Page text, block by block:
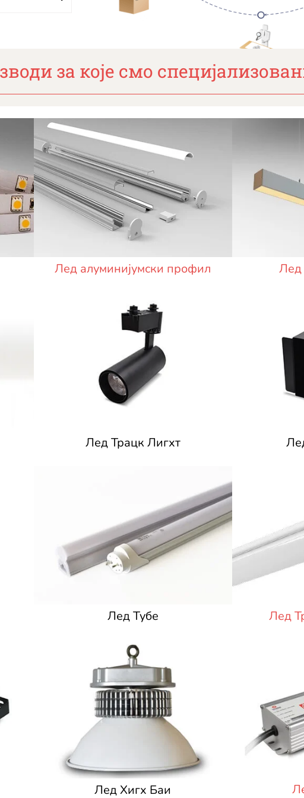
за које смо
Лед алуминијумски профил Лед
Лед Трацк Лигхт
Лед Тубе Лед
Лед Хигх Баи